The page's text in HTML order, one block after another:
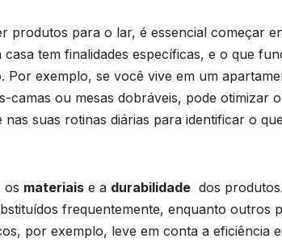
produtos para o lar,‍ é essencial começar
casa tem finalidades específicas, e o que
exemplo, se você vive em um
camas⁢ ou mesas dobráveis, pode otimizar
nas suas rotinas diárias para identificar ⁣o
os materiais e a durabilidade
dos
⁤frequentemente,‍ enquanto outros
por exemplo, leve em conta a eficiência